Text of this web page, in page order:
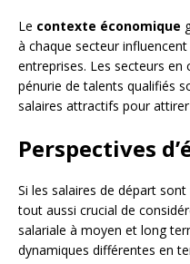
Le contexte économique
à chaque secteur
entreprises. Les secteurs
pénurie de talents qualifiés
salaires attractifs pour
Perspectives
Si les salaires de départ
tout aussi crucial de
salariale à moyen et long
dynamiques différentes en